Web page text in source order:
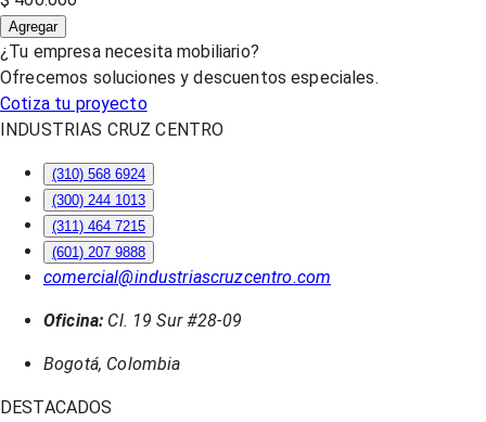
Agregar
¿Tu empresa necesita mobiliario?
Ofrecemos soluciones y descuentos especiales.
Cotiza tu proyecto
INDUSTRIAS CRUZ CENTRO
(310) 568 6924
(300) 244 1013
(311) 464 7215
(601) 207 9888
comercial@industriascruzcentro.com
Oficina: Cl. 19 Sur #28-09
Bogotá, Colombia
DESTACADOS